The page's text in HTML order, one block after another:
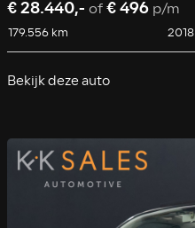
€ 28.440,- of€ 496 p/m
179.556 km 2018
Bekijk deze auto